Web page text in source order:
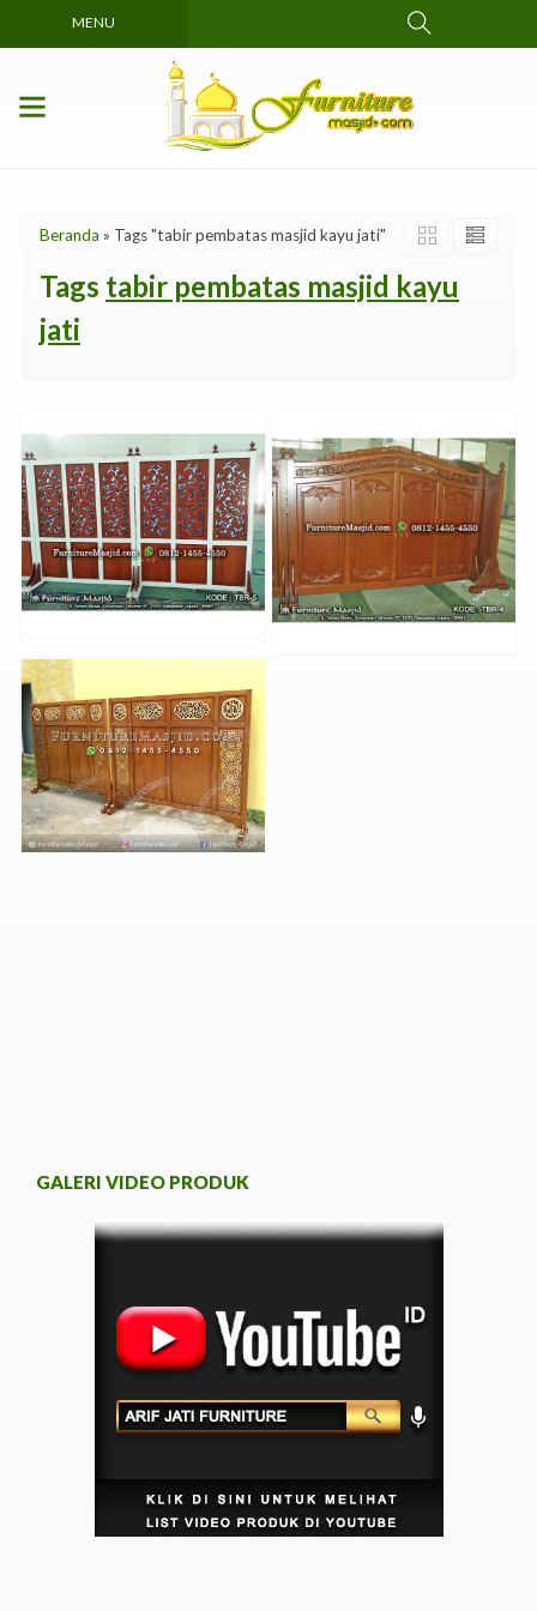
MENU
Beranda » Tags "tabir pembatas masjid kayu jati"
Tags tabir pembatas masjid kayu
jati
GALERI VIDEO PRODUK